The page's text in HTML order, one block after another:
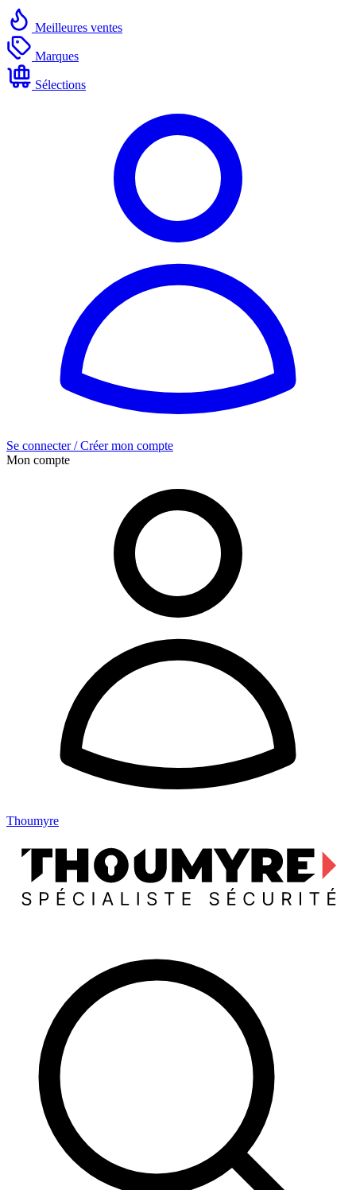
Meilleures ventes
Marques
Sélections
Se connecter / Créer mon compte
Mon compte
Thoumyre